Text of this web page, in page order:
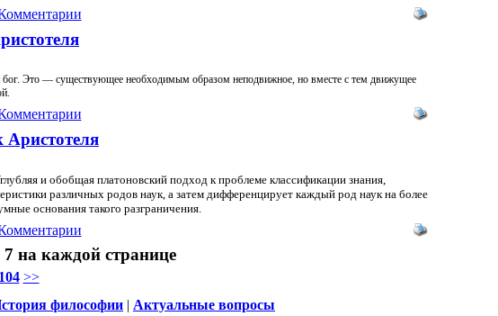
бог. Это — существующее необходимым образом неподвижное, но вместе с тем движущее
Аристотеля
и обобщая платоновский подход к проблеме классификации знания,
различных родов наук, а затем дифференцирует каждый род наук на более
основания такого разграничения.
на каждой странице
104 >>
философии | Актуальные вопросы